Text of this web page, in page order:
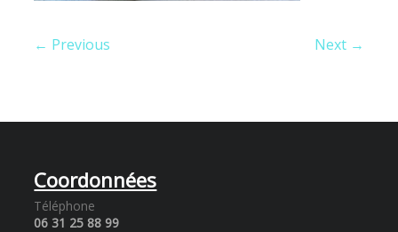
← Previous Next →
Coordonnées
Téléphone
06 31 25 88 99